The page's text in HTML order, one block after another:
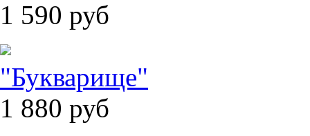
1 590 руб
"Букварище"
1 880 руб